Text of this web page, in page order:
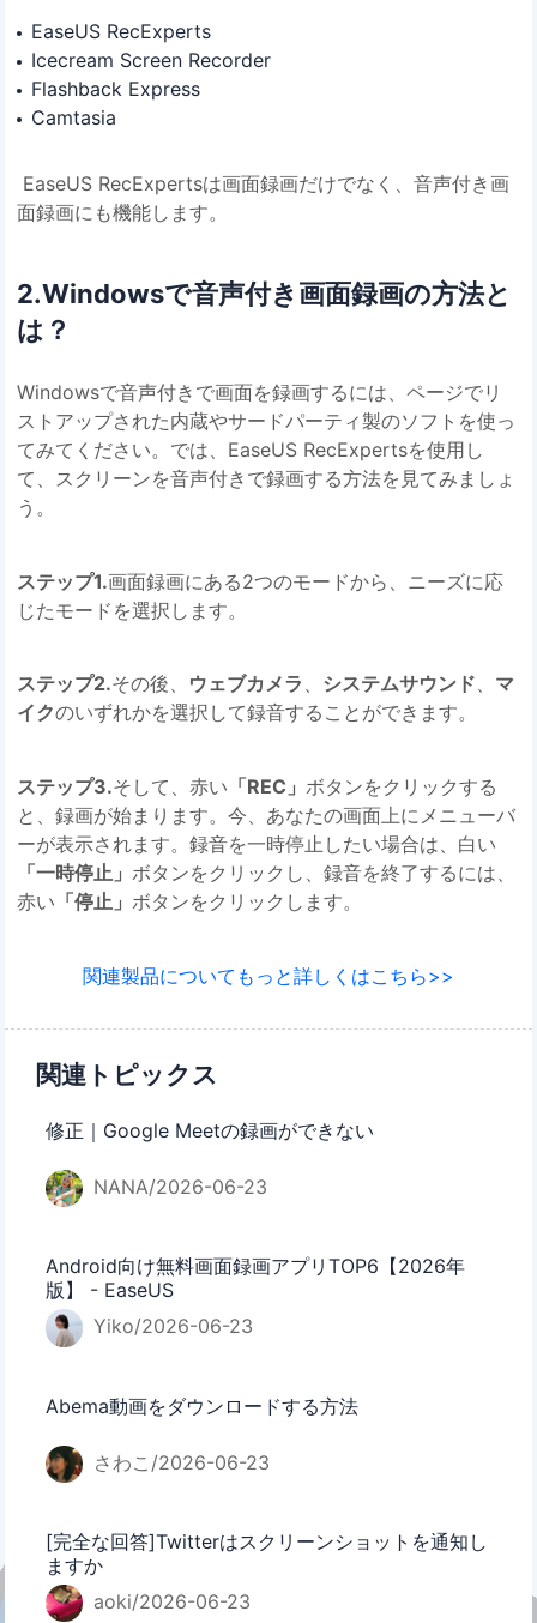
EaseUS RecExperts
Icecream Screen Recorder
Flashback Express
Camtasia
EaseUS RecExpertsは画面録画だけでなく、音声付き画
面録画にも機能します。
2.Windowsで音声付き画面録画の方法と
は？
Windowsで音声付きで画面を録画するには、ページでリ
ストアップされた内蔵やサードパーティ製のソフトを使っ
てみてください。では、EaseUS RecExpertsを使用し
て、スクリーンを音声付きで録画する方法を見てみましょ
う。
ステップ1.画面録画にある2つのモードから、ニーズに応
じたモードを選択します。
ステップ2.その後、 ウェブカメラ 、 システムサウンド、 マ
イクのいずれかを選択して録音することができます。
ステップ3.そして、赤い 「REC」ボタンをクリックする
と、録画が始まります。今、あなたの画面上にメニューバ
ーが表示されます。録音を一時停止したい場合は、白い
「一時停止」ボタンをクリックし、録音を終了するには、
赤い 「停止」ボタンをクリックします。
関連製品についてもっと詳しくはこちら>>
関連トピックス
修正｜Google Meetの録画ができない
NANA/2026-06-23
Android向け無料画面録画アプリTOP6【2026年
版】 - EaseUS
Yiko/2026-06-23
Abema動画をダウンロードする方法
さわこ/2026-06-23
[完全な回答]Twitterはスクリーンショットを通知し
ますか
aoki/2026-06-23